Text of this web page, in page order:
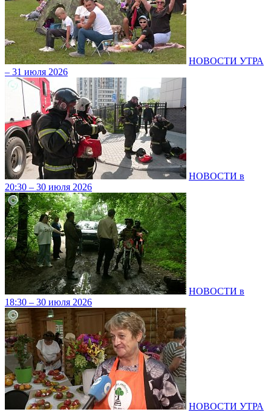
НОВОСТИ УТРА
– 31 июля 2026
НОВОСТИ в
20:30 – 30 июля 2026
НОВОСТИ в
18:30 – 30 июля 2026
НОВОСТИ УТРА